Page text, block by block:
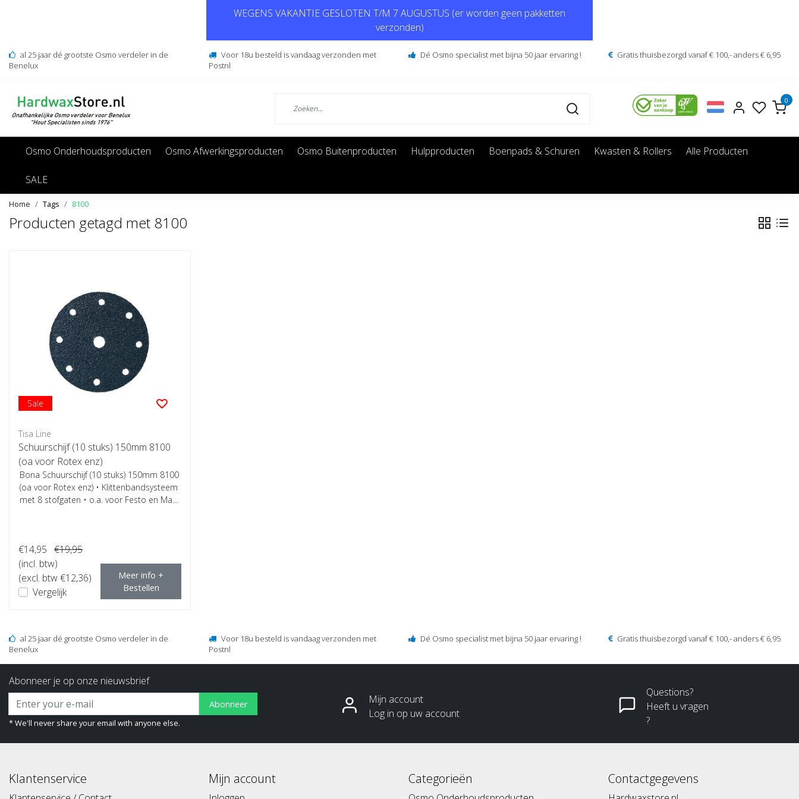
WEGENS VAKANTIE GESLOTEN T/M 7 AUGUSTUS (er worden geen pakketten
verzonden)
al 25 jaar dé grootste Osmo verdeler in de
Benelux
Voor 18u besteld is vandaag verzonden met
Postnl
Dé Osmo specialist met bijna 50 jaar ervaring ! Gratis thuisbezorgd vanaf € 100,- anders € 6,95
0
Osmo Onderhoudsproducten Osmo Afwerkingsproducten Osmo Buitenproducten Hulpproducten Boenpads & Schuren Kwasten & Rollers Alle Producten
SALE
Home Tags 8100
Producten getagd met 8100
Sale
Tisa Line
Schuurschijf (10 stuks) 150mm 8100
(oa voor Rotex enz)
Bona Schuurschijf (10 stuks) 150mm 8100
(oa voor Rotex enz) • Klittenbandsysteem
met 8 stofgaten • o.a. voor Festo en Ma...
€14,95 €19,95
(incl. btw)
(excl. btw €12,36)
Vergelijk
Meer info +
Bestellen
al 25 jaar dé grootste Osmo verdeler in de
Benelux
Voor 18u besteld is vandaag verzonden met
Postnl
Dé Osmo specialist met bijna 50 jaar ervaring ! Gratis thuisbezorgd vanaf € 100,- anders € 6,95
Abonneer je op onze nieuwsbrief
Abonneer
* We'll never share your email with anyone else.
Mijn account
Log in op uw account
Questions?
Heeft u vragen
?
Klantenservice Mijn account Categorieën Contactgegevens